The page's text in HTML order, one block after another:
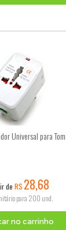
Universal para
de R$ 28,68
para 200 und.
no carrinho